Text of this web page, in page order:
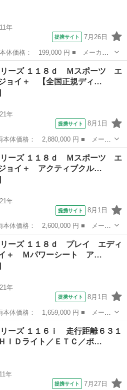
年
提携サイト 7月26日
リーズ ■ グレード名： １１６
ＴＣ スマートキープッシュスタ
リーズ １１８ｄ Ｍスポーツ エ
ョイ＋ 【全国正規ディ…
年
提携サイト 8月1日
リーズ ■ グレード名： １１８
イ＋ 【全国正規ディーラー保証
リーズ １１８ｄ Ｍスポーツ エ
ョイ＋ アクティブクル…
年
提携サイト 8月1日
リーズ ■ グレード名： １１８
イ＋ アクティブクルーズコント
リーズ １１８ｄ プレイ エディ
イ＋ Ｍパワーシート ア…
年
提携サイト 8月1日
リーズ ■ グレード名： １１８
＋ Ｍパワーシート アクティブク
リーズ １１６ｉ 走行距離６３１
ＩＤライト／ＥＴＣ／ポ…
年
提携サイト 7月27日